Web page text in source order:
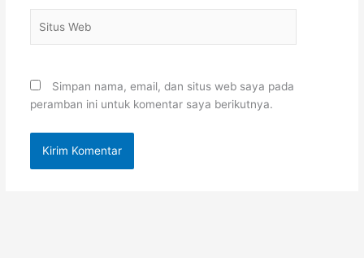
Web
Simpan nama, email, dan situs web saya pada
peramban ini untuk komentar saya berikutnya.